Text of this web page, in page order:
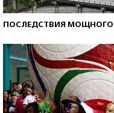
ПОСЛЕДСТВИЯ МОЩНОГО